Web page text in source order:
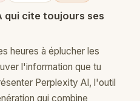
qui cite toujours ses
heures à éplucher les
l'information que tu
Perplexity AI, l'outil
qui combine